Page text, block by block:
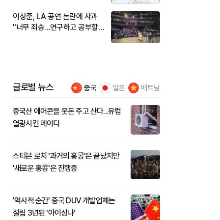
이상준, LA 공연 논란에 사과
"너무 죄송…연구하고 공부할
글로벌 뉴스 중국 일본 베트남
중국산 에어콘을 웃돈 주고 산다...유럽
열광시킨 메이디
스티븐 로치 '과거의 홍콩'은 끝났지만
'새로운 홍콩'은 진행중
'역사적 순간' 중국 DUV 개발업체는
설립 3년된 '아이성나'